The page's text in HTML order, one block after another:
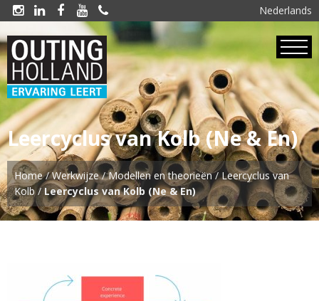
Nederlands
    
Leercyclus van Kolb (Ne & En)
Home/Werkwijze/Modellen en theorieën/Leercyclus van
Kolb/Leercyclus van Kolb (Ne & En)